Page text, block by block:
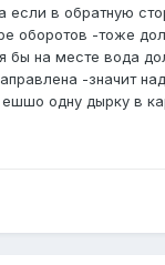
если в обратную
оборотов -тоже
бы на месте вода
-значит
одну дырку в